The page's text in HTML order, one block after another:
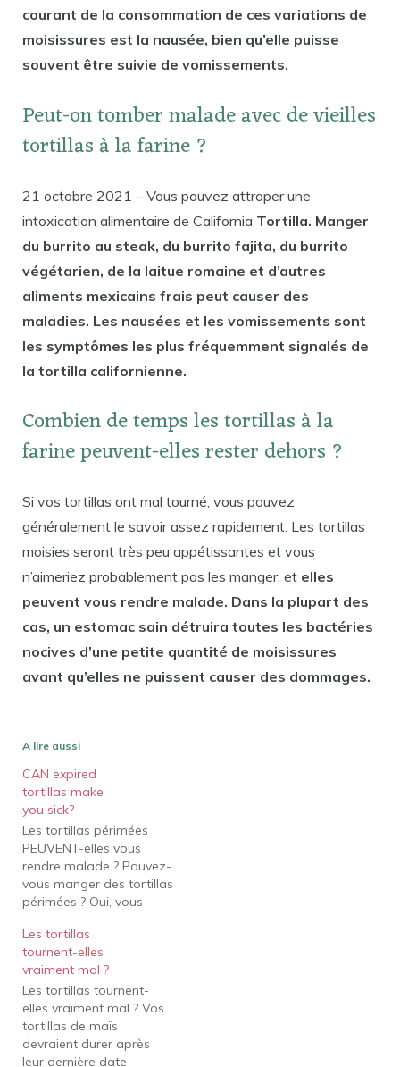
courant de la consommation de ces variations de
moisissures est la nausée, bien qu’elle puisse
souvent être suivie de vomissements.
Peut-on tomber malade avec de vieilles
tortillas à la farine ?
21 octobre 2021 – Vous pouvez attraper une
intoxication alimentaire de California Tortilla. Manger
du burrito au steak, du burrito fajita, du burrito
végétarien, de la laitue romaine et d’autres
aliments mexicains frais peut causer des
maladies. Les nausées et les vomissements sont
les symptômes les plus fréquemment signalés de
la tortilla californienne.
Combien de temps les tortillas à la
farine peuvent-elles rester dehors ?
Si vos tortillas ont mal tourné, vous pouvez
généralement le savoir assez rapidement. Les tortillas
moisies seront très peu appétissantes et vous
n’aimeriez probablement pas les manger, et elles
peuvent vous rendre malade. Dans la plupart des
cas, un estomac sain détruira toutes les bactéries
nocives d’une petite quantité de moisissures
avant qu’elles ne puissent causer des dommages.
A lire aussi
CAN expired
tortillas make
you sick?
Les tortillas périmées
PEUVENT-elles vous
rendre malade ? Pouvez-
vous manger des tortillas
périmées ? Oui, vous
tortillas qui ont dépassé
la date de péremption
imprimée sur l'emballage.
La date de péremption
n'est pas réellement une
date d'expiration. Les
tortillas moisies seront
très peu appétissantes et
Les tortillas
tournent-elles
vraiment mal ?
Les tortillas tournent-
elles vraiment mal ? Vos
tortillas de maïs
devraient durer après
leur dernière date